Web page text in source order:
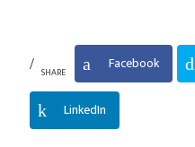
SHARE Facebook
LinkedIn